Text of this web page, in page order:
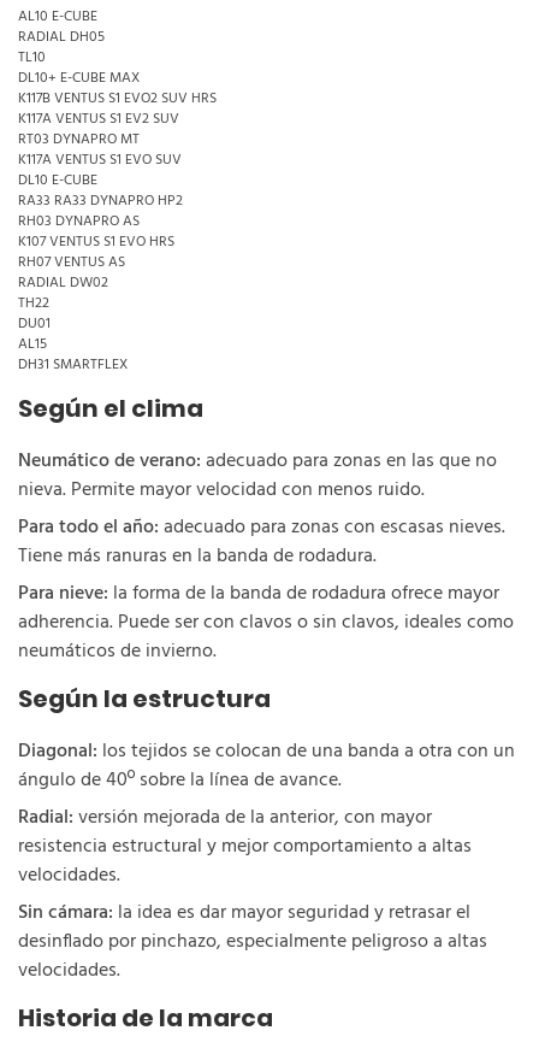
AL10 E-CUBE
RADIAL DH05
TL10
DL10+ E-CUBE MAX
K117B VENTUS S1 EVO2 SUV HRS
K117A VENTUS S1 EV2 SUV
RT03 DYNAPRO MT
K117A VENTUS S1 EVO SUV
DL10 E-CUBE
RA33 RA33 DYNAPRO HP2
RH03 DYNAPRO AS
K107 VENTUS S1 EVO HRS
RH07 VENTUS AS
RADIAL DW02
TH22
DU01
AL15
DH31 SMARTFLEX
Según el clima
Neumático de verano:adecuado para zonas en las que no
nieva. Permite mayor velocidad con menos ruido.
Para todo el año:adecuado para zonas con escasas nieves.
Tiene más ranuras en la banda de rodadura.
Para nieve: la forma de la banda de rodadura ofrece mayor
adherencia. Puede ser con clavos o sin clavos, ideales como
neumáticos de invierno.
Según la estructura
Diagonal: los tejidos se colocan de una banda a otra con un
ángulo de 40º sobre la línea de avance.
Radial:versión mejorada de la anterior, con mayor
resistencia estructural y mejor comportamiento a altas
velocidades.
Sin cámara: la idea es dar mayor seguridad y retrasar el
desinflado por pinchazo, especialmente peligroso a altas
velocidades.
Historia de la marca